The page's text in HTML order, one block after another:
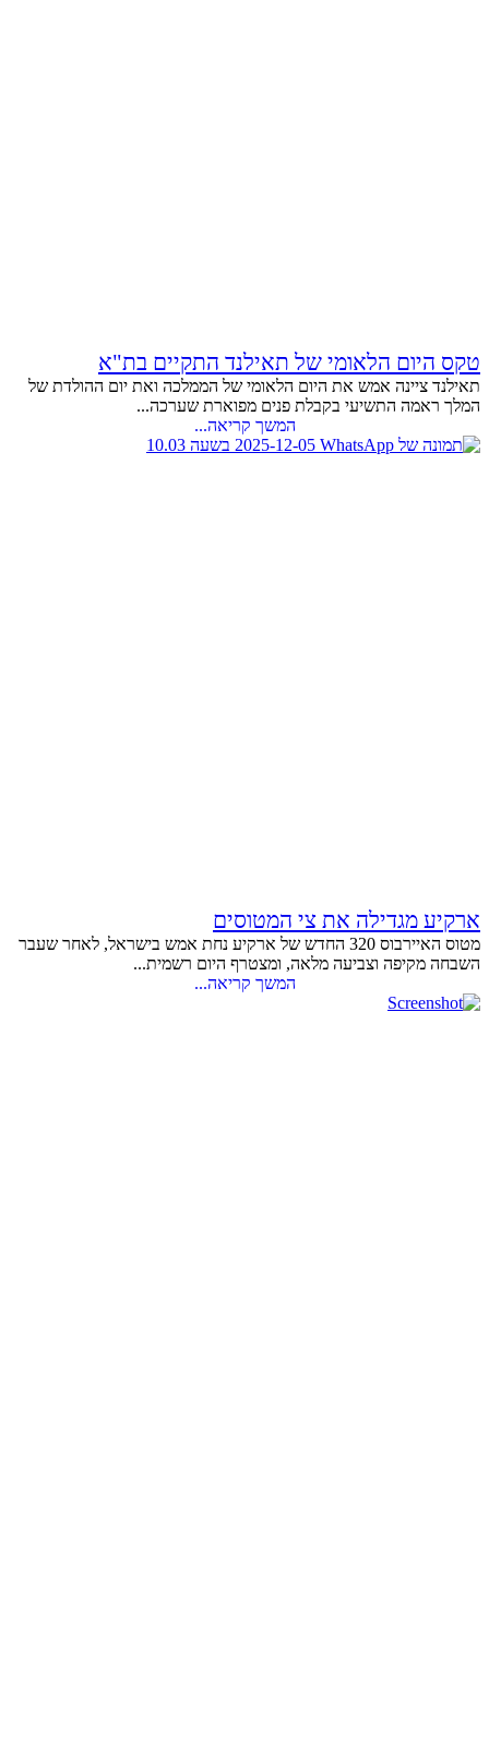
טקס היום הלאומי של תאילנד התקיים בת"א
תאילנד ציינה אמש את היום הלאומי של הממלכה ואת יום ההולדת של
המלך ראמה התשיעי בקבלת פנים מפוארת שערכה...
המשך קריאה...
ארקיע מגדילה את צי המטוסים
מטוס האיירבוס 320 החדש של ארקיע נחת אמש בישראל, לאחר שעבר
השבחה מקיפה וצביעה מלאה, ומצטרף היום רשמית...
המשך קריאה...